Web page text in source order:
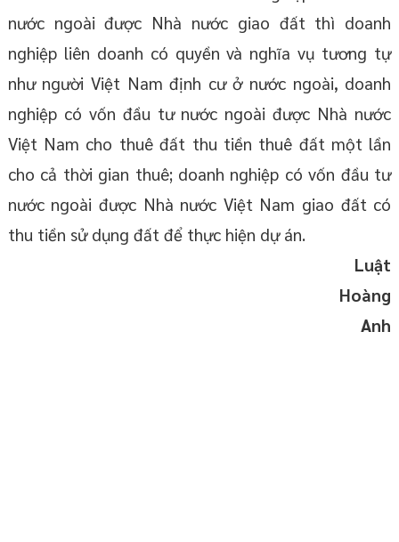
nước ngoài được Nhà nước giao đất thì doanh
nghiệp liên doanh có quyền và nghĩa vụ tương tự
như người Việt Nam định cư ở nước ngoài, doanh
nghiệp có vốn đầu tư nước ngoài được Nhà nước
Việt Nam cho thuê đất thu tiền thuê đất một lần
cho cả thời gian thuê; doanh nghiệp có vốn đầu tư
nước ngoài được Nhà nước Việt Nam giao đất có
thu tiền sử dụng đất để thực hiện dự án.
Luật
Hoàng
Anh